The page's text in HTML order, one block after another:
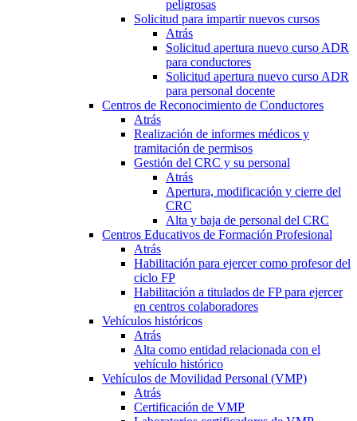
peligrosas
Solicitud para impartir nuevos cursos
Atrás
Solicitud apertura nuevo curso ADR
para conductores
Solicitud apertura nuevo curso ADR
para personal docente
Centros de Reconocimiento de Conductores
Atrás
Realización de informes médicos y
tramitación de permisos
Gestión del CRC y su personal
Atrás
Apertura, modificación y cierre del
CRC
Alta y baja de personal del CRC
Centros Educativos de Formación Profesional
Atrás
Habilitación para ejercer como profesor del
ciclo FP
Habilitación a titulados de FP para ejercer
en centros colaboradores
Vehículos históricos
Atrás
Alta como entidad relacionada con el
vehículo histórico
Vehículos de Movilidad Personal (VMP)
Atrás
Certificación de VMP